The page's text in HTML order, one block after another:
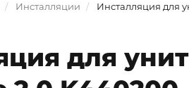
Инсталляции Инсталляция для
для